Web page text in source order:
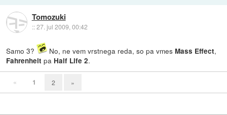
Tomozuki
::27. jul 2009, 00:42
Samo 3? No, ne vem vrstnega reda, so pa vmes Mass Effect,
Fahrenheit pa Half Life 2.
« 1 2 »